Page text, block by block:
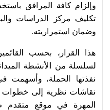
وإلزام كافة المرافق
تكليف مركز الدراسات
وضمان استمراريته.
هذا القرار، بحسب
لسلسلة من الأنشطة
نفذتها الحملة، وأسهمت
نقاشات نظرية إلى خطوات
المهرة في موقع متقدم